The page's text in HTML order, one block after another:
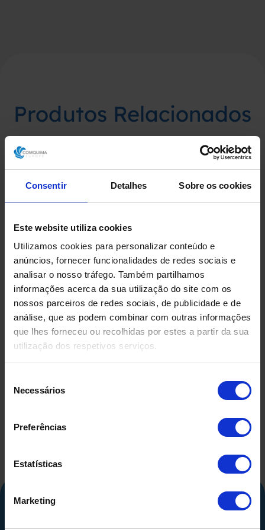
Consentir Detalhes Sobre os cookies
Este website utiliza cookies
Utilizamos cookies para personalizar conteúdo e
anúncios, fornecer funcionalidades de redes sociais e
analisar o nosso tráfego. Também partilhamos
informações acerca da sua utilização do site com os
nossos parceiros de redes sociais, de publicidade e de
análise, que as podem combinar com outras informações
que lhes forneceu ou recolhidas por estes a partir da sua
utilização dos respetivos serviços.
Necessários
Preferências
Estatísticas
Marketing
Produtos Relacionados
DEPÓSITO EM FIBRA DE
VIDRO USADO